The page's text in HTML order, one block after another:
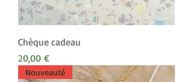
Chèque cadeau
Prix
20,00 €
Nouveauté